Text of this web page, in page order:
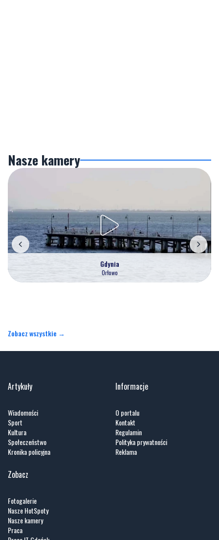
Nasze kamery
Gdynia
Orłowo
Zobacz wszystkie →
Artykuły
Wiadomości
Sport
Kultura
Społeczeństwo
Kronika policyjna
Informacje
O portalu
Kontakt
Regulamin
Polityka prywatności
Reklama
Zobacz
Fotogalerie
Nasze HotSpoty
Nasze kamery
Praca